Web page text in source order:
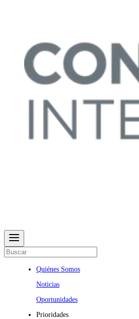
Quiénes Somos
Noticias
Oportunidades
Prioridades